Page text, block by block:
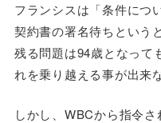
フランシスは「条件につ
契約書の署名待ちという
残る問題は94歳となって
れを乗り越える事が出来
しかし、WBCから指令